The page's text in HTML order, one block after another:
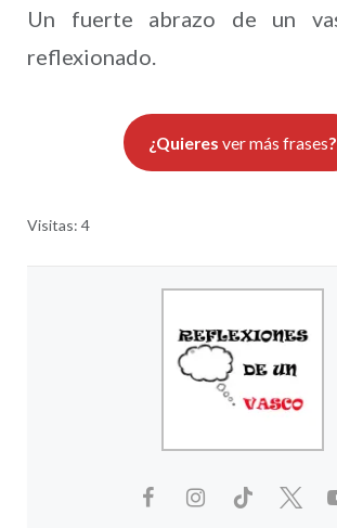
Un fuerte abrazo de un
reflexionado.
¿Quieres ver más frases?
Visitas: 4